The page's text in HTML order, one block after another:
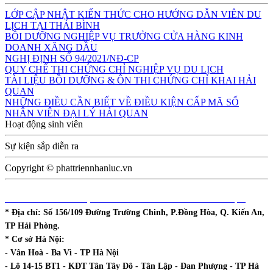
LỚP CẬP NHẬT KIẾN THỨC CHO HƯỚNG DẪN VIÊN DU
LỊCH TẠI THÁI BÌNH
BỒI DƯỠNG NGHIỆP VỤ TRƯỞNG CỬA HÀNG KINH
DOANH XĂNG DẦU
NGHỊ ĐỊNH SỐ 94/2021/NĐ-CP
QUY CHẾ THI CHỨNG CHỈ NGHIỆP VỤ DU LỊCH
TÀI LIỆU BỒI DƯỠNG & ÔN THI CHỨNG CHỈ KHAI HẢI
QUAN
NHỮNG ĐIỀU CẦN BIẾT VỀ ĐIỀU KIỆN CẤP MÃ SỐ
NHÂN VIÊN ĐẠI LÝ HẢI QUAN
Hoạt động sinh viên
Sự kiện sắp diễn ra
Copyright © phattriennhanluc.vn
* Địa chỉ: Số 156/109 Đường Trường Chinh, P.Đồng Hòa, Q. Kiến An,
TP Hải Phòng.
* Cơ sở Hà Nội:
- Vân Hoà - Ba Vì - TP Hà Nội
- Lô 14-15 BT1 - KĐT Tân Tây Đô - Tân Lập - Đan Phượng - TP Hà